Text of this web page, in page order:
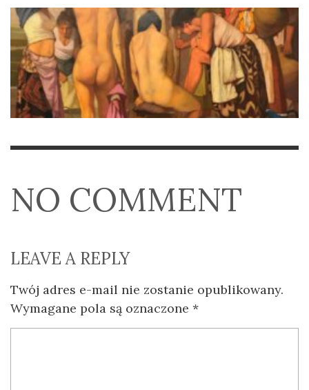
NO COMMENT
LEAVE A REPLY
Twój adres e-mail nie zostanie opublikowany.
Wymagane pola są oznaczone *